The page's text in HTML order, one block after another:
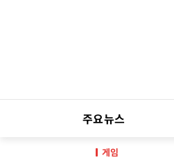
주요뉴스
게임